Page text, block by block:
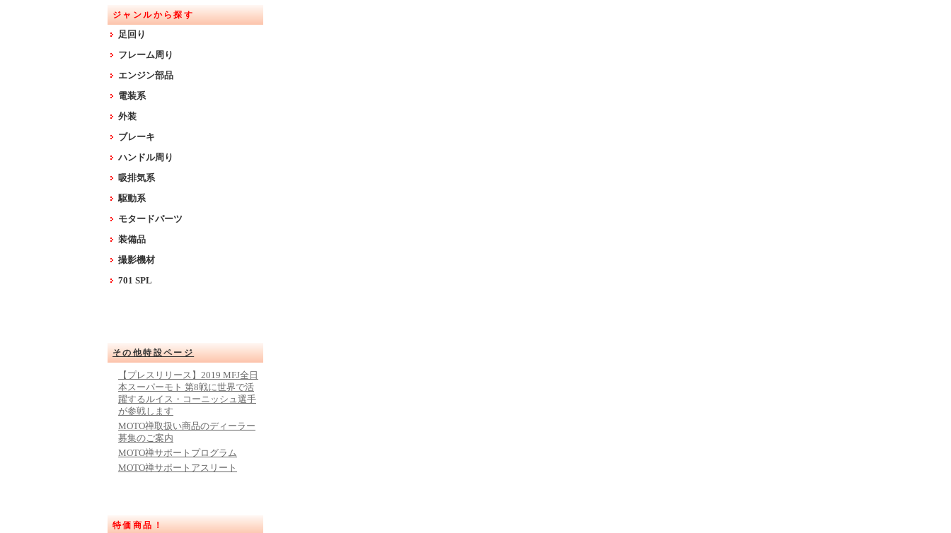
ジャンルから探す
足回り
フレーム周り
エンジン部品
電装系
外装
ブレーキ
ハンドル周り
吸排気系
駆動系
モタードパーツ
装備品
撮影機材
701 SPL
その他特設ページ
【プレスリリース】2019 MFJ全日
本スーパーモト 第8戦に世界で活
躍するルイス・コーニッシュ選手
が参戦します
MOTO禅取扱い商品のディーラー
募集のご案内
MOTO禅サポートプログラム
MOTO禅サポートアスリート
特価商品！